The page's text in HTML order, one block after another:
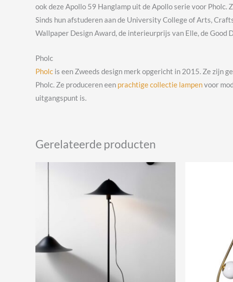
ook deze Apollo 59 Hanglamp uit de Apollo serie voor
Sinds hun afstuderen aan de University College of Arts,
Wallpaper Design Award, de interieurprijs van Elle, de Good
Pholc
Pholc is een Zweeds design merk opgericht in 2015. Ze zijn
Pholc. Ze produceren een prachtige collectie lampenvoor
uitgangspunt is.
Gerelateerde producten